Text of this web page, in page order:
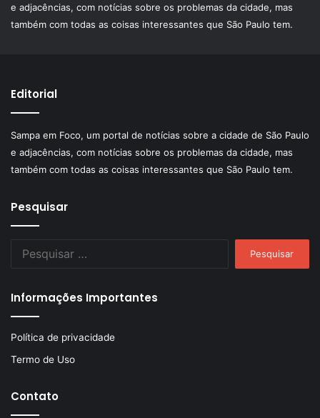
e adjacências, com notícias sobre os problemas da cidade, mas
também com todas as coisas interessantes que São Paulo tem.
Editorial
Sampa em Foco, um portal de notícias sobre a cidade de São Paulo
e adjacências, com notícias sobre os problemas da cidade, mas
também com todas as coisas interessantes que São Paulo tem.
Pesquisar
Informações Importantes
Política de privacidade
Termo de Uso
Contato